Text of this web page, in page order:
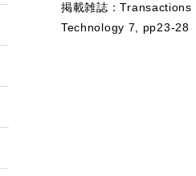
掲載雑誌：Transactions
Technology 7, pp23-28